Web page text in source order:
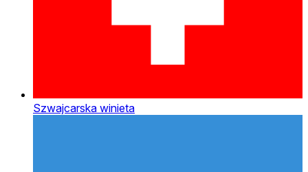
Szwajcarska winieta